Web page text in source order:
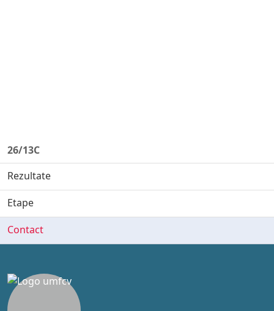
26/13C
Rezultate
Etape
Contact